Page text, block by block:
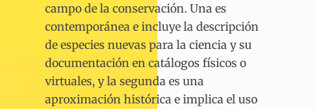
campo de la conservación. Una es
contemporánea e incluye la descripción
de especies nuevas para la ciencia y su
documentación en catálogos físicos o
virtuales, y la segunda es una
aproximación histórica e implica el uso